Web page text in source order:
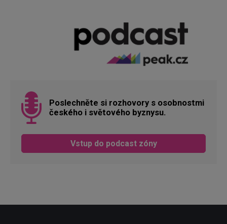
Poslechněte si rozhovory s osobnostmi
českého i světového byznysu.
Vstup do podcast zóny